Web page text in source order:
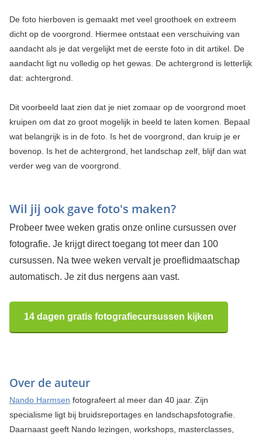
De foto hierboven is gemaakt met veel groothoek en extreem
dicht op de voorgrond. Hiermee ontstaat een verschuiving van
aandacht als je dat vergelijkt met de eerste foto in dit artikel. De
aandacht ligt nu volledig op het gewas. De achtergrond is letterlijk
dat: achtergrond.
Dit voorbeeld laat zien dat je niet zomaar op de voorgrond moet
kruipen om dat zo groot mogelijk in beeld te laten komen. Bepaal
wat belangrijk is in de foto. Is het de voorgrond, dan kruip je er
bovenop. Is het de achtergrond, het landschap zelf, blijf dan wat
verder weg van de voorgrond.
Wil jij ook gave foto's maken?
Probeer twee weken gratis onze online cursussen over
fotografie. Je krijgt direct toegang tot meer dan 100
cursussen. Na twee weken vervalt je proeflidmaatschap
automatisch. Je zit dus nergens aan vast.
14 dagen gratis fotografiecursussen kijken
Over de auteur
Nando Harmsen fotografeert al meer dan 40 jaar. Zijn
specialisme ligt bij bruidsreportages en landschapsfotografie.
Daarnaast geeft Nando lezingen, workshops, masterclasses,